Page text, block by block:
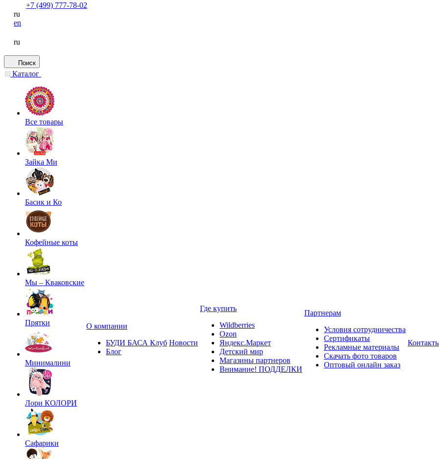
+7 (499) 777-78-02
ru
en
ru
Поиск
Каталог
Все товары
Зайка Ми
Басик и Ко
Кофейные коты
Мы – Кваковские
Прятки
Минималини
Лори КОЛОРИ
Сафарики
О компании
БУДИ БАСА Клуб
Блог
Новости
Где купить
Wildberries
Ozon
Яндекс.Маркет
Детский мир
Магазины партнеров
Внимание! ПОДДЕЛКИ
Партнерам
Условия сотрудничества
Сертификаты
Рекламные материалы
Скачать фото товаров
Оптовый онлайн заказ